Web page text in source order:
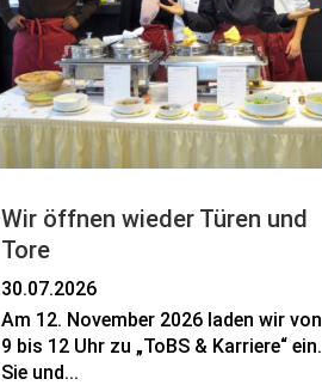
Wir öffnen wieder Türen und
Tore
30.07.2026
Am 12. November 2026 laden wir von
9 bis 12 Uhr zu „ToBS & Karriere“ ein.
Sie und...